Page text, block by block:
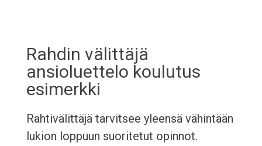
Rahdin välittäjä
ansioluettelo koulutus
esimerkki
Rahtivälittäjä tarvitsee yleensä vähintään
lukion loppuun suoritetut opinnot.